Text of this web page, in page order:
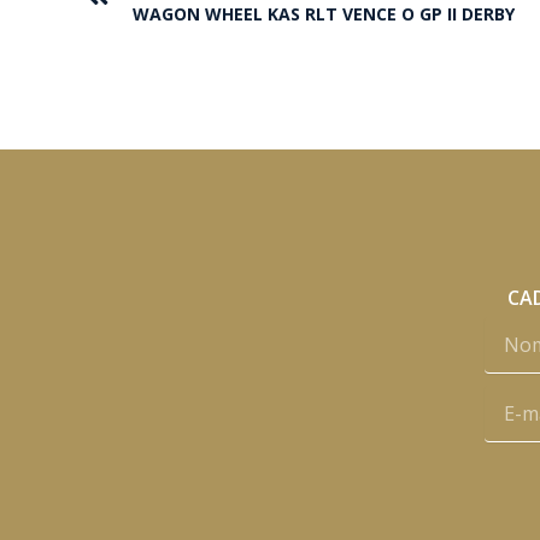
WAGON WHEEL KAS RLT VENCE O GP II DERBY
mail